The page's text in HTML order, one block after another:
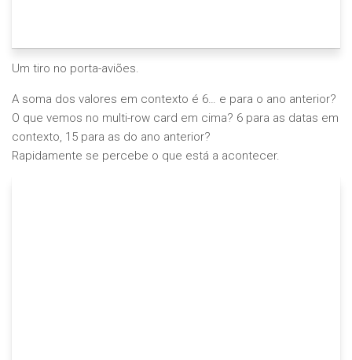
Um tiro no porta-aviões.
A soma dos valores em contexto é 6… e para o ano anterior?
O que vemos no multi-row card em cima? 6 para as datas em
contexto, 15 para as do ano anterior?
Rapidamente se percebe o que está a acontecer.